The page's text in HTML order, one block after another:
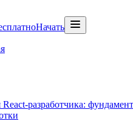
Начать
React-разработчика: